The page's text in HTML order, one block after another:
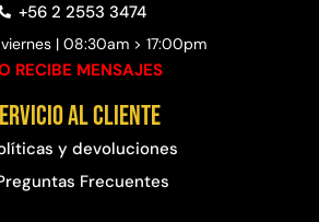
+56 2 2553 3474
| 08:30am > 17:00pm
RECIBE MENSAJES
al cliente
y devoluciones
Frecuentes​